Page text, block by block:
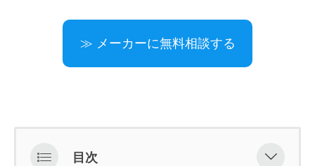
≫ メーカーに無料相談する
目次